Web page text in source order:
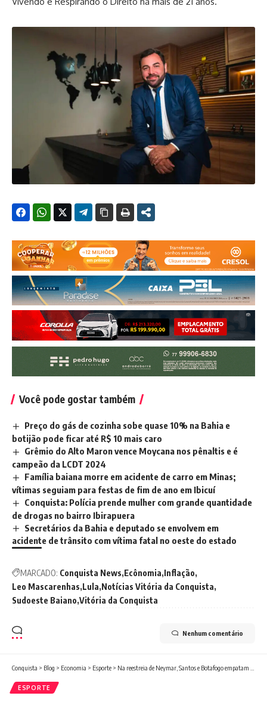
Você pode gostar também
Preço do gás de cozinha sobe quase 10% na Bahia e
botijão pode ficar até R$ 10 mais caro
Grêmio do Alto Maron vence Moycana nos pênaltis e é
campeão da LCDT 2024
Família baiana morre em acidente de carro em Minas;
vítimas seguiam para festas de fim de ano em Ibicuí
Conquista: Polícia prende mulher com grande quantidade
de drogas no bairro Ibirapuera
Secretários da Bahia e deputado se envolvem em
acidente de trânsito com vítima fatal no oeste do estado
MARCADO: Conquista News Ecônomia Inflação
Leo Mascarenhas Lula Notícias Vitória da Conquista
Sudoeste Baiano Vitória da Conquista
Nenhum comentário
Conquista > Blog > Economia > Esporte > Na reestreia de Neymar, Santos e Botafogo empatam por 1 a 1
ESPORTE